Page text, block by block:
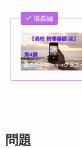
講義編
問題